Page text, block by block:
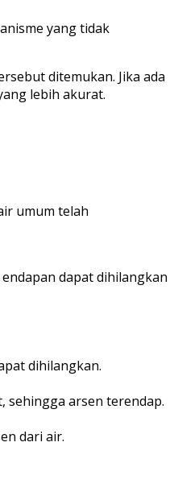
yang tidak
ditemukan. Jika ada
lebih akurat.
umum telah
dapat dihilangkan
dihilangkan.
arsen terendap.
dari air.